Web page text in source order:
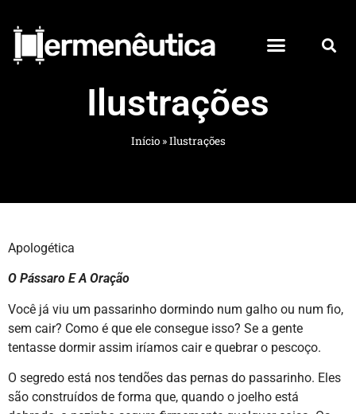
Ilustrações
Início»Ilustrações
Apologética
O Pássaro E A Oração
Você já viu um passarinho dormindo num galho ou num fio,
sem cair? Como é que ele consegue isso? Se a gente
tentasse dormir assim iríamos cair e quebrar o pescoço.
O segredo está nos tendões das pernas do passarinho. Eles
são construídos de forma que, quando o joelho está